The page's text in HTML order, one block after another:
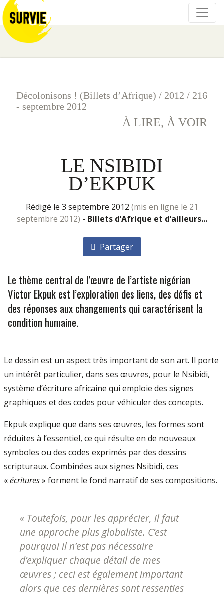
Décolonisons ! (Billets d’Afrique) / 2012 / 216
- septembre 2012
À LIRE, À VOIR
LE NSIBIDI
D’EKPUK
rédigé le 3 septembre 2012 (mis en ligne le 21
septembre 2012) - Billets d’Afrique et d’ailleurs...
Partager
Le thème central de l’œuvre de l’artiste nigérian
Victor Ekpuk est l’exploration des liens, des défis et
des réponses aux changements qui caractérisent la
condition humaine.
Le dessin est un aspect très important de son art. Il porte
un intérêt particulier, dans ses œuvres, pour le Nsibidi,
système d’écriture africaine qui emploie des signes
graphiques et des codes pour véhiculer des concepts.
Ekpuk explique que dans ses œuvres, les formes sont
réduites à l’essentiel, ce qui résulte en de nouveaux
symboles ou des codes exprimés par des dessins
scripturaux. Combinées aux signes Nsibidi, ces
«écritures» forment le fond narratif de ses compositions.
« Toutefois, pour les apprécier, il faut
une approche plus globaliste. C’est
pourquoi il n’est pas nécessaire
d’expliquer chaque détail de mes
œuvres ; ceci est également important
alors que ces dernières sont ressenties